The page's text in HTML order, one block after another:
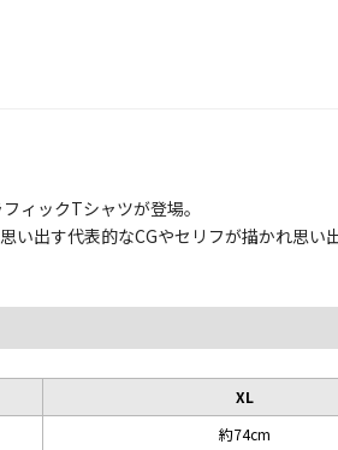
ィックTシャツが登場。
出す代表的なCGやセリフが描かれ思い
XL
約74cm